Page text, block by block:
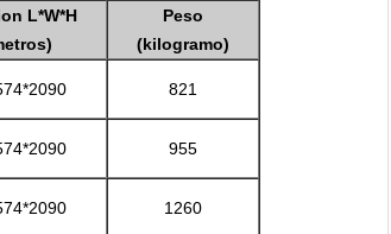
L*W*H
Peso
(kilogramo)
821
955
1260